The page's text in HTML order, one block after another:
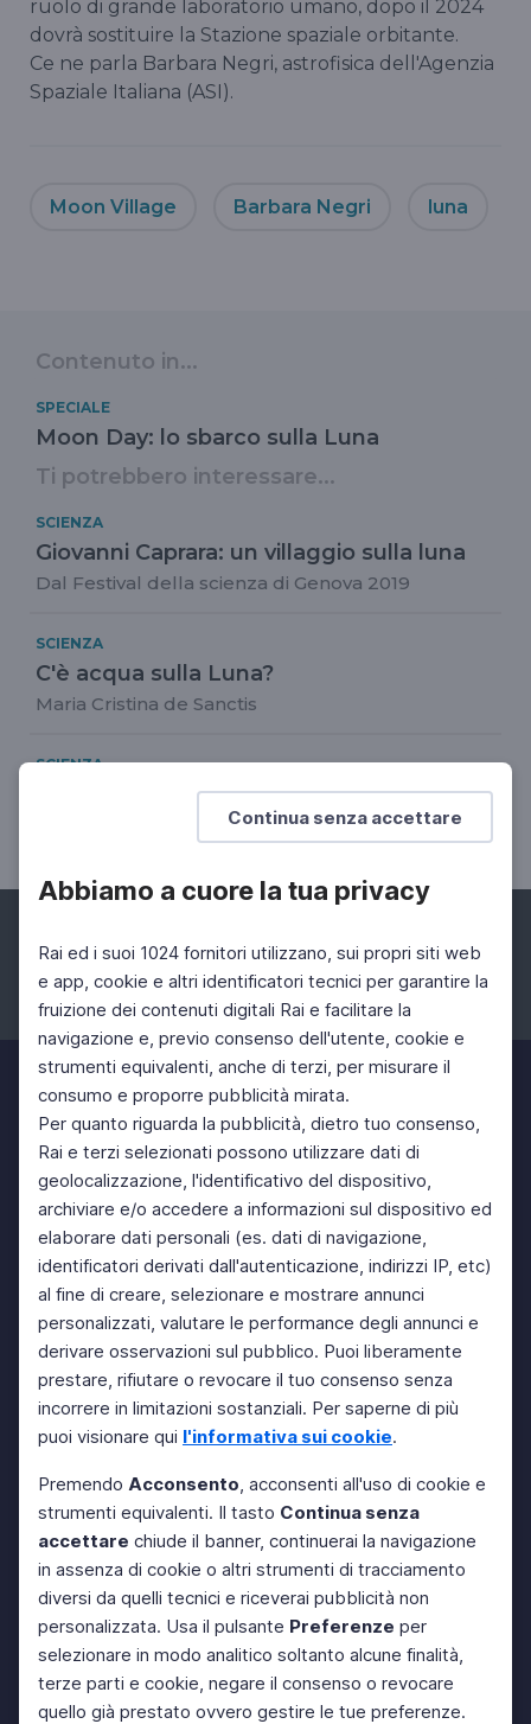
Continua senza accettare
Abbiamo a cuore la tua privacy
Rai ed i suoi 1024 fornitori utilizzano, sui propri siti web
e app, cookie e altri identificatori tecnici per garantire la
fruizione dei contenuti digitali Rai e facilitare la
navigazione e, previo consenso dell'utente, cookie e
strumenti equivalenti, anche di terzi, per misurare il
consumo e proporre pubblicità mirata.
Per quanto riguarda la pubblicità, dietro tuo consenso,
Rai e terzi selezionati possono utilizzare dati di
geolocalizzazione, l'identificativo del dispositivo,
archiviare e/o accedere a informazioni sul dispositivo ed
elaborare dati personali (es. dati di navigazione,
identificatori derivati dall'autenticazione, indirizzi IP, etc)
al fine di creare, selezionare e mostrare annunci
personalizzati, valutare le performance degli annunci e
derivare osservazioni sul pubblico. Puoi liberamente
prestare, rifiutare o revocare il tuo consenso senza
incorrere in limitazioni sostanziali. Per saperne di più
puoi visionare qui l'informativa sui cookie.
Premendo Acconsento, acconsenti all'uso di cookie e
strumenti equivalenti. Il tasto Continua senza
accettare chiude il banner, continuerai la navigazione
in assenza di cookie o altri strumenti di tracciamento
diversi da quelli tecnici e riceverai pubblicità non
personalizzata. Usa il pulsante Preferenze per
selezionare in modo analitico soltanto alcune finalità,
terze parti e cookie, negare il consenso o revocare
quello già prestato ovvero gestire le tue preferenze.
ruolo di grande laboratorio umano, dopo il 2024
dovrà sostituire la Stazione spaziale orbitante.
Ce ne parla Barbara Negri, astrofisica dell'Agenzia
Spaziale Italiana (ASI).
Moon Village Barbara Negri luna
Contenuto in...
SPECIALE
Moon Day: lo sbarco sulla Luna
Ti potrebbero interessare...
SCIENZA
Giovanni Caprara: un villaggio sulla luna
Dal Festival della scienza di Genova 2019
SCIENZA
C'è acqua sulla Luna?
Maria Cristina de Sanctis
SCIENZA
Come è nata la Luna?
Maria Cristina de Sanctis
Facebook Instagram Twitter